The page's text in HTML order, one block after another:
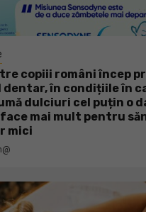
copiii români încep
în condițiile în
dulciuri cel puțin o
mai mult pentru
mici